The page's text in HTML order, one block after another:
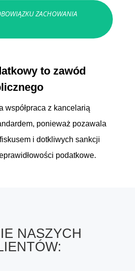
ZACHOWANIA
to zawód
współpraca z kancelarią
ponieważ pozawala
i dotkliwych sankcji
podatkowe.
NASZYCH